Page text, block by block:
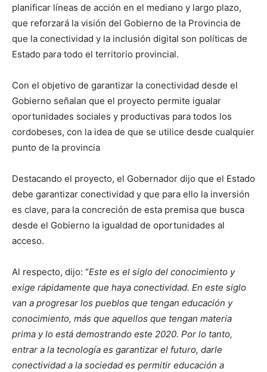
planificar líneas de acción en el mediano y largo plazo,
que reforzará la visión del Gobierno de la Provincia de
que la conectividad y la inclusión digital son políticas de
Estado para todo el territorio provincial.
Con el objetivo de garantizar la conectividad desde el
Gobierno señalan que el proyecto permite igualar
oportunidades sociales y productivas para todos los
cordobeses, con la idea de que se utilice desde cualquier
punto de la provincia
Destacando el proyecto, el Gobernador dijo que el Estado
debe garantizar conectividad y que para ello la inversión
es clave, para la concreción de esta premisa que busca
desde el Gobierno la igualdad de oportunidades al
acceso.
Al respecto, dijo: “Este es el siglo del conocimiento y
exige rápidamente que haya conectividad. En este siglo
van a progresar los pueblos que tengan educación y
conocimiento, más que aquellos que tengan materia
prima y lo está demostrando este 2020. Por lo tanto,
entrar a la tecnología es garantizar el futuro, darle
conectividad a la sociedad es permitir educación a